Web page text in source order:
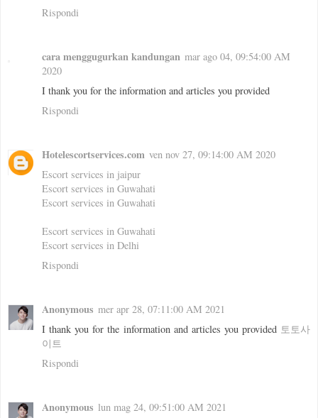
Rispondi
cara menggugurkan kandungan mar ago 04, 09:54:00 AM
2020
I thank you for the information and articles you provided
Rispondi
Hotelescortservices.com ven nov 27, 09:14:00 AM 2020
Escort services in jaipur
Escort services in Guwahati
Escort services in Guwahati
Escort services in Guwahati
Escort services in Delhi
Rispondi
Anonymous mer apr 28, 07:11:00 AM 2021
I thank you for the information and articles you provided 토토사
이트
Rispondi
Anonymous lun mag 24, 09:51:00 AM 2021